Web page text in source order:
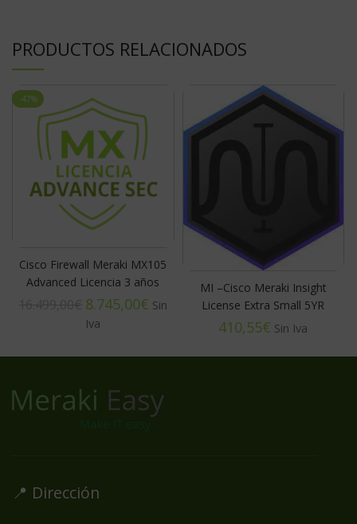
PRODUCTOS RELACIONADOS
-47%
Cisco Firewall Meraki MX105
Advanced Licencia 3 años
8.745,00€
MI –Cisco Meraki Insight
License Extra Small 5YR
€
📍 Dirección